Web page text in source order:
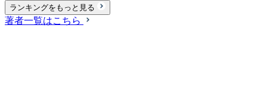
ランキングをもっと見る
著者一覧はこちら